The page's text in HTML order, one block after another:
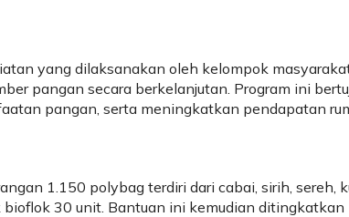
yang dilaksanakan oleh kelompok
pangan secara berkelanjutan. Program ini
pangan, serta meningkatkan pendapatan
1.150 polybag terdiri dari cabai, sirih, sereh,
30 unit. Bantuan ini kemudian ditingkatkan